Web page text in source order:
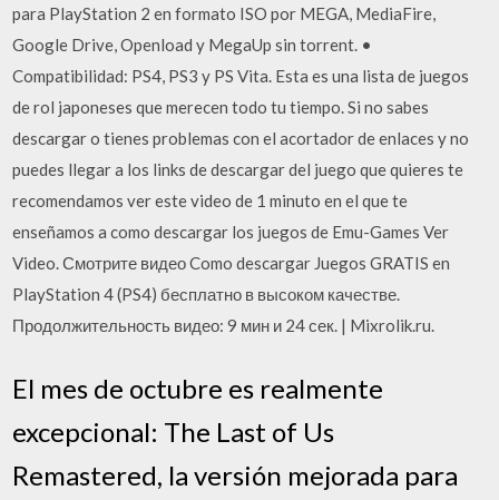
para PlayStation 2 en formato ISO por MEGA, MediaFire,
Google Drive, Openload y MegaUp sin torrent. •
Compatibilidad: PS4, PS3 y PS Vita. Esta es una lista de juegos
de rol japoneses que merecen todo tu tiempo. Si no sabes
descargar o tienes problemas con el acortador de enlaces y no
puedes llegar a los links de descargar del juego que quieres te
recomendamos ver este video de 1 minuto en el que te
enseñamos a como descargar los juegos de Emu-Games Ver
Video. Смотрите видео Como descargar Juegos GRATIS en
PlayStation 4 (PS4) бесплатно в высоком качестве.
Продолжительность видео: 9 мин и 24 сек. | Mixrolik.ru.
El mes de octubre es realmente
excepcional: The Last of Us
Remastered, la versión mejorada para